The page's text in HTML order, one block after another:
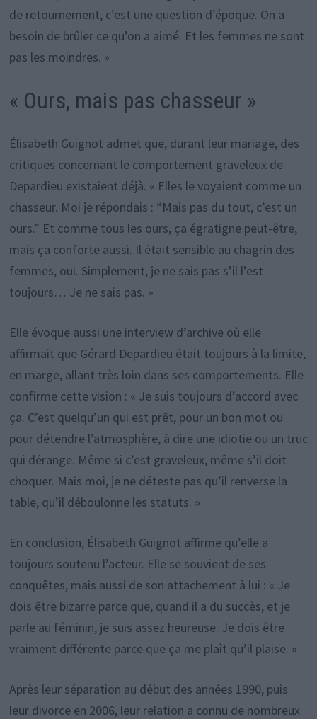
de retournement, c’est une question d’époque. On a
besoin de brûler ce qu’on a aimé. Et les femmes ne sont
pas les moindres. »
« Ours, mais pas chasseur »
Élisabeth Guignot admet que, durant leur mariage, des
critiques concernant le comportement graveleux de
Depardieu existaient déjà. « Elles le voyaient comme un
chasseur. Moi je répondais : “Mais pas du tout, c’est un
ours.” Et comme tous les ours, ça égratigne peut-être,
mais ça conforte aussi. Il était sensible au chagrin des
femmes, oui. Simplement, je ne sais pas s’il l’est
toujours… Je ne sais pas. »
Elle évoque aussi une interview d’archive où elle
affirmait que Gérard Depardieu était toujours à la limite,
en marge, allant très loin dans ses comportements. Elle
confirme cette vision : « Je suis toujours d’accord avec
ça. C’est quelqu’un qui est prêt, pour un bon mot ou
pour détendre l’atmosphère, à dire une idiotie ou un truc
qui dérange. Même si c’est graveleux, même s’il doit
choquer. Mais moi, je ne déteste pas qu’il renverse la
table, qu’il déboulonne les statuts. »
En conclusion, Élisabeth Guignot affirme qu’elle a
toujours soutenu l’acteur. Elle se souvient de ses
conquêtes, mais aussi de son attachement à lui : « Je
dois être bizarre parce que, quand il a du succès, et je
parle au féminin, je suis assez heureuse. Je dois être
vraiment différente parce que ça me plaît qu’il plaise. »
Après leur séparation au début des années 1990, puis
leur divorce en 2006, leur relation a connu de nombreux